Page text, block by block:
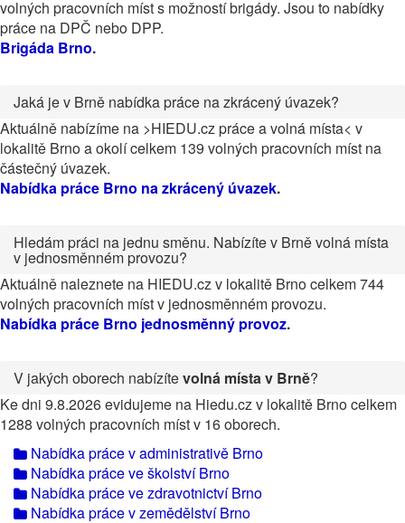
volných pracovních míst s možností brigády. Jsou to nabídky
práce na DPČ nebo DPP.
Brigáda Brno.
Jaká je v Brně nabídka práce na zkrácený úvazek?
Aktuálně nabízíme na >HIEDU.cz práce a volná místa< v
lokalitě Brno a okolí celkem 139 volných pracovních míst na
částečný úvazek.
Nabídka práce Brno na zkrácený úvazek.
Hledám práci na jednu směnu. Nabízíte v Brně volná místa
v jednosměnném provozu?
Aktuálně naleznete na HIEDU.cz v lokalitě Brno celkem 744
volných pracovních míst v jednosměnném provozu.
Nabídka práce Brno jednosměnný provoz.
V jakých oborech nabízítevolná místa v Brně?
Ke dni 9.8.2026 evidujeme na Hiedu.cz v lokalitě Brno celkem
1288 volných pracovních míst v 16 oborech.
Nabídka práce v administrativě Brno
Nabídka práce ve školství Brno
Nabídka práce ve zdravotnictví Brno
Nabídka práce v zemědělství Brno